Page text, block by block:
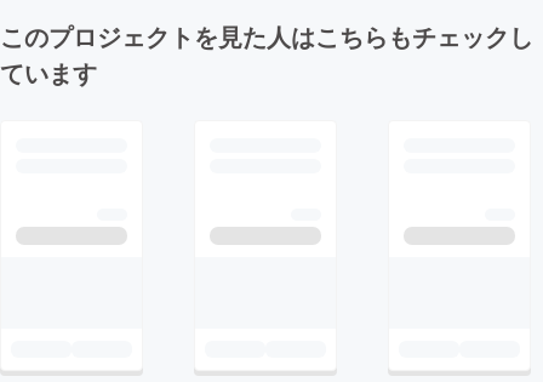
このプロジェクトを見た人はこちらもチェックし
ています